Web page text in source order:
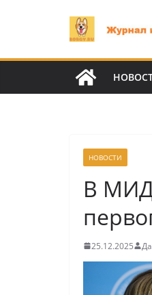
НОВОСТИ
В МИД
25.12.2025